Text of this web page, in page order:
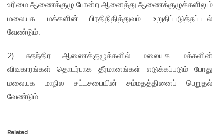
உரிமை ஆணைக்குழு போன்ற ஆனைத்து ஆணைக்குழுக்களிலும்
மலையக மக்களின் பிரதிநிதித்துவம் உறுதிப்படுத்தப்படல்
வேண்டும்.
2) சுதந்திர ஆணைக்குழுக்களில் மலையக மக்களின்
விவகாரங்கள் தொடர்பாக தீர்மானங்கள் எடுக்கப்படும் போது
மலையக மாநில சட்டசபையின் சம்மதத்தினைப் பெறுதல்
வேண்டும்.
Related